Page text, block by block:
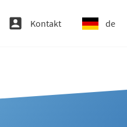
Kontakt de